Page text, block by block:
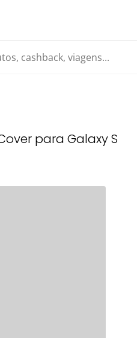
viagens...
para Galaxy S